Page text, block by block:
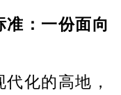
准：一份面向
化的高地，